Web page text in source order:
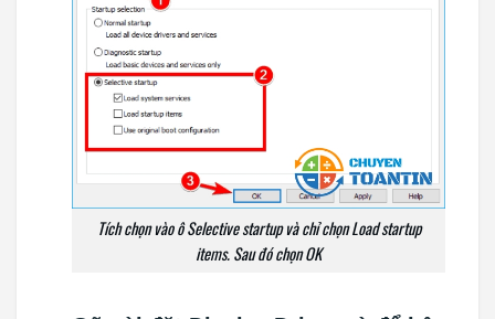
Tích chọn vào ô Selective startup và chỉ chọn Load startup
items. Sau đó chọn OK